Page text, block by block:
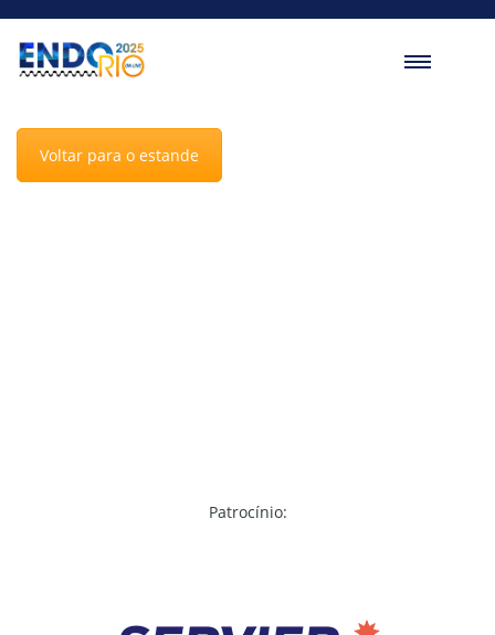
Voltar para o estande
Patrocínio: